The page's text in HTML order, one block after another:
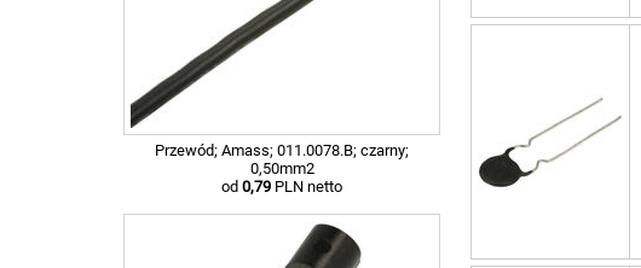
Przewód; Amass; 011.0078.B; czarny;
0,50mm2
od 0,79 PLN netto